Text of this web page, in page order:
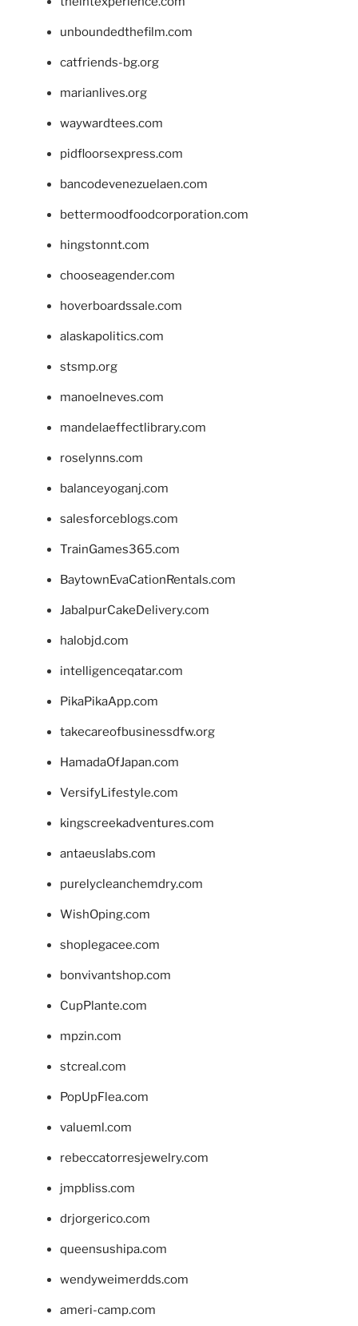
unboundedthefilm.com
catfriends-bg.org
marianlives.org
waywardtees.com
pidfloorsexpress.com
bancodevenezuelaen.com
bettermoodfoodcorporation.com
hingstonnt.com
chooseagender.com
hoverboardssale.com
alaskapolitics.com
stsmp.org
manoelneves.com
mandelaeffectlibrary.com
roselynns.com
balanceyoganj.com
salesforceblogs.com
TrainGames365.com
BaytownEvaCationRentals.com
JabalpurCakeDelivery.com
halobjd.com
intelligenceqatar.com
PikaPikaApp.com
takecareofbusinessdfw.org
HamadaOfJapan.com
VersifyLifestyle.com
kingscreekadventures.com
antaeuslabs.com
purelycleanchemdry.com
WishOping.com
shoplegacee.com
bonvivantshop.com
CupPlante.com
mpzin.com
stcreal.com
PopUpFlea.com
valueml.com
rebeccatorresjewelry.com
jmpbliss.com
drjorgerico.com
queensushipa.com
wendyweimerdds.com
ameri-camp.com